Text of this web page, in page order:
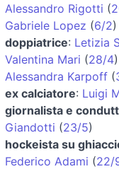
Alessandro Rigotti (
Gabriele Lopez (6/2)
doppiatrice: Letizia
Valentina Mari (28/4)
Alessandra Karpoff (
ex calciatore: Luigi
giornalista e
Giandotti (23/5)
hockeista su
Federico Adami (22/